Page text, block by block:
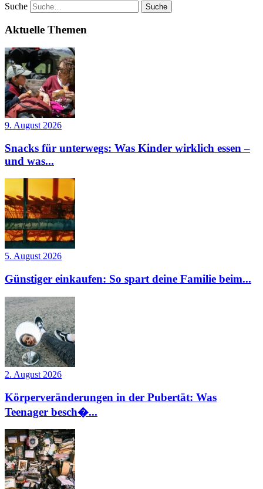
Suche
Aktuelle Themen
9. August 2026
Snacks für unterwegs: Was Kinder wirklich essen –
und was...
5. August 2026
Günstiger einkaufen: So spart deine Familie beim...
2. August 2026
Körperveränderungen in der Pubertät: Was
Teenager besch�...